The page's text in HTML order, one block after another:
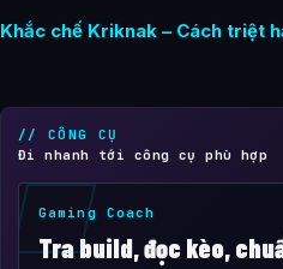
Khắc chế Kriknak – Cách triệt
// CÔNG CỤ
Đi nhanh tới công cụ phù hợp
Gaming Coach
Tra build, đọc kèo,